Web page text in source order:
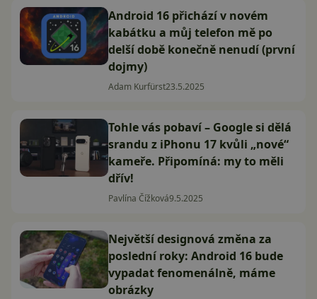
Android 16 přichází v novém
kabátku a můj telefon mě po
delší době konečně nenudí (první
dojmy)
Adam Kurfürst23.5.2025
Tohle vás pobaví – Google si dělá
srandu z iPhonu 17 kvůli „nové“
kameře. Připomíná: my to měli
dřív!
Pavlína Čížková9.5.2025
Největší designová změna za
poslední roky: Android 16 bude
vypadat fenomenálně, máme
obrázky